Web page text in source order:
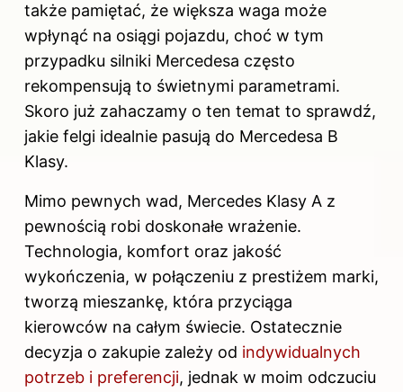
także pamiętać, że większa waga może
wpłynąć na osiągi pojazdu, choć w tym
przypadku silniki Mercedesa często
rekompensują to świetnymi parametrami.
Skoro już zahaczamy o ten temat to sprawdź,
jakie felgi idealnie pasują do Mercedesa B
Klasy.
Mimo pewnych wad, Mercedes Klasy A z
pewnością robi doskonałe wrażenie.
Technologia, komfort oraz jakość
wykończenia, w połączeniu z prestiżem marki,
tworzą mieszankę, która przyciąga
kierowców na całym świecie. Ostatecznie
decyzja o zakupie zależy od indywidualnych
potrzeb i preferencji, jednak w moim odczuciu